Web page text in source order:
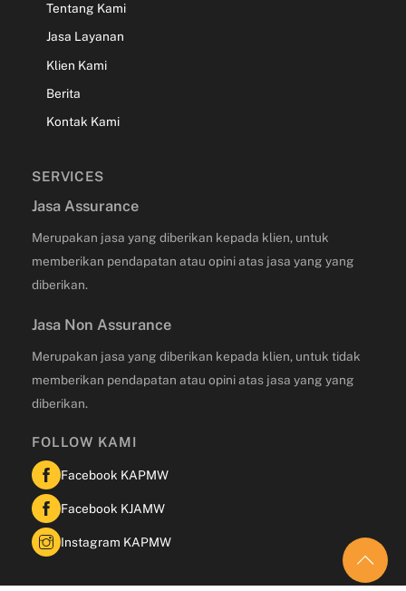
Tentang Kami
Jasa Layanan
Klien Kami
Berita
Kontak Kami
SERVICES
Jasa Assurance
Merupakan jasa yang diberikan kepada klien, untuk
memberikan pendapatan atau opini atas jasa yang yang
diberikan.
Jasa Non Assurance
Merupakan jasa yang diberikan kepada klien, untuk tidak
memberikan pendapatan atau opini atas jasa yang yang
diberikan.
FOLLOW KAMI
Facebook KAPMW
Facebook KJAMW
Instagram KAPMW